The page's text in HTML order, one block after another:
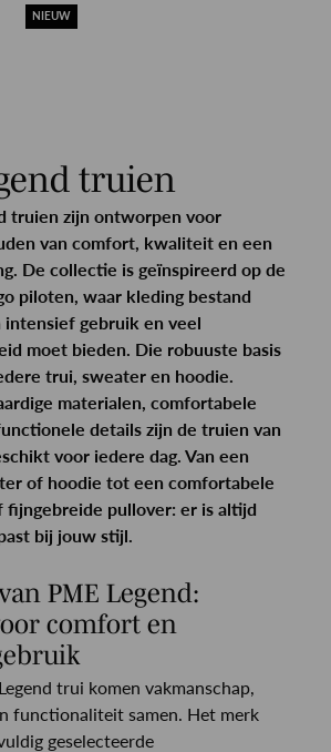
NIEUW
truien
truien zijn ontworpen voor
van comfort, kwaliteit en een
De collectie is geïnspireerd op de
piloten, waar kleding bestand
intensief gebruik en veel
moet bieden. Die robuuste basis
trui, sweater en hoodie.
materialen, comfortabele
details zijn de truien van
voor iedere dag. Van een
of hoodie tot een comfortabele
fijngebreide pullover: er is altijd
bij jouw stijl.
PME Legend:
comfort en
trui komen vakmanschap,
functionaliteit samen. Het merk
geselecteerde